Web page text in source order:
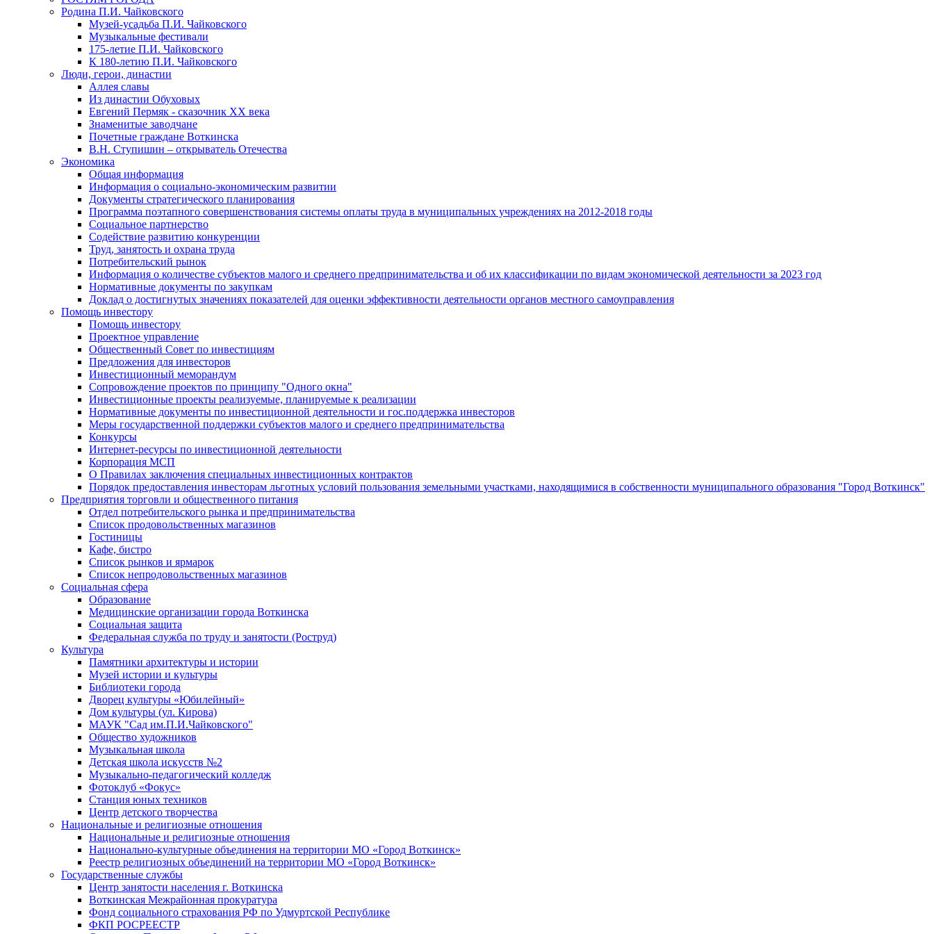
Родина П.И. Чайковского
Музей-усадьба П.И. Чайковского
Музыкальные фестивали
175-летие П.И. Чайковского
К 180-летию П.И. Чайковского
Люди, герои, династии
Аллея славы
Из династии Обуховых
Евгений Пермяк - сказочник XX века
Знаменитые заводчане
Почетные граждане Воткинска
В.Н. Ступишин – открыватель Отечества
Экономика
Общая информация
Информация о социально-экономическим развитии
Документы стратегического планирования
Программа поэтапного совершенствования системы оплаты труда в муниципальных учреждениях на 2012-2018 годы
Социальное партнерство
Содействие развитию конкуренции
Труд, занятость и охрана труда
Потребительский рынок
Информация о количестве субъектов малого и среднего предпринимательства и об их классификации по видам экономической деятельности за 2023 год
Нормативные документы по закупкам
Доклад о достигнутых значениях показателей для оценки эффективности деятельности органов местного самоуправления
Помощь инвестору
Помощь инвестору
Проектное управление
Общественный Совет по инвестициям
Предложения для инвесторов
Инвестиционный меморандум
Сопровождение проектов по принципу "Oдного окна"
Инвестиционные проекты реализуемые, планируемые к реализации
Нормативные документы по инвестиционной деятельности и гос.поддержка инвесторов
Меры государственной поддержки субъектов малого и среднего предпринимательства
Конкурсы
Интернет-ресурсы по инвестиционной деятельности
Корпорация МСП
О Правилах заключения специальных инвестиционных контрактов
Порядок предоставления инвесторам льготных условий пользования земельными участками, находящимися в собственности муниципального образования "Город Воткинск"
Предприятия торговли и общественного питания
Отдел потребительского рынка и предпринимательства
Список продовольственных магазинов
Гостиницы
Кафе, бистро
Cписок рынков и ярмарок
Список непродовольственных магазинов
Социальная сфера
Образование
Медицинские организации города Воткинска
Социальная защита
Федеральная служба по труду и занятости (Роструд)
Культура
Памятники архитектуры и истории
Музей истории и культуры
Библиотеки города
Дворец культуры «Юбилейный»
Дом культуры (ул. Кирова)
МАУК "Сад им.П.И.Чайковского"
Общество художников
Музыкальная школа
Детская школа искусств №2
Музыкально-педагогический колледж
Фотоклуб «Фокус»
Станция юных техников
Центр детского творчества
Национальные и религиозные отношения
Национальные и религиозные отношения
Национально-культурные объединения на территории МО «Город Воткинск»
Реестр религиозных объединений на территории МО «Город Воткинск»
Государственные службы
Центр занятости населения г. Воткинска
Воткинская Межрайонная прокуратура
Фонд социального страхования РФ по Удмуртской Республике
ФКП РОСРЕЕСТР